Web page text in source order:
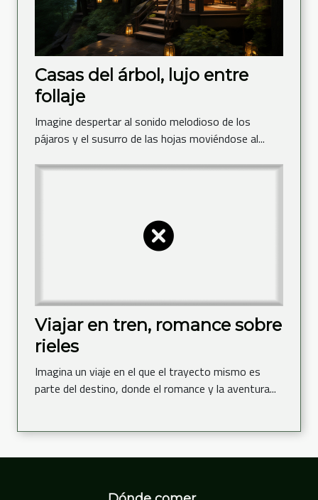
Casas del árbol, lujo entre
follaje
Imagine despertar al sonido melodioso de los
pájaros y el susurro de las hojas moviéndose al...
Viajar en tren, romance sobre
rieles
Imagina un viaje en el que el trayecto mismo es
parte del destino, donde el romance y la aventura...